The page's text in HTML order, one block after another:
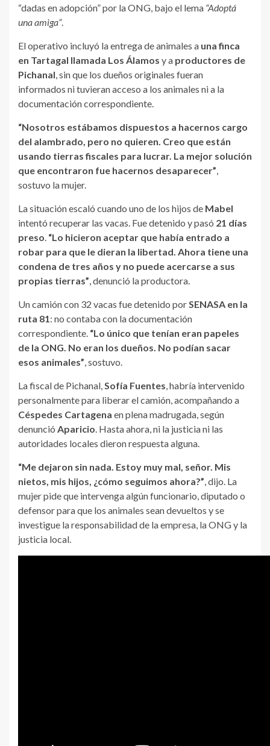
“dadas en adopción” por la ONG, bajo el lema “Adoptá
una amiga”.
El operativo incluyó la entrega de animales a una finca
en Tartagal llamada Los Álamos y a productores de
Pichanal, sin que los dueños originales fueran
informados ni tuvieran acceso a los animales ni a la
documentación correspondiente.
“Nosotros estábamos dispuestos a hacernos cargo
del alambrado, pero no quieren. Creo que están
usando tierras fiscales para lucrar. La mejor solución
que encontraron fue hacernos desaparecer”,
sostuvo la mujer.
La situación escaló cuando uno de los hijos de Mabel
intentó recuperar las vacas. Fue detenido y pasó 21 días
preso. “Lo hicieron aceptar que había entrado a
robar para que le dieran la libertad. Ahora tiene una
condena de tres años y no puede acercarse a sus
propias tierras”, denunció la productora.
Un camión con 32 vacas fue detenido porSENASA en la
ruta 81: no contaba con la documentación
correspondiente. “Lo único que tenían eran papeles
de la ONG. No eran los dueños. No podían sacar
esos animales”, sostuvo.
La fiscal de Pichanal,Sofía Fuentes, habría intervenido
personalmente para liberar el camión, acompañando a
Céspedes Cartagena en plena madrugada, según
denunció Aparicio. Hasta ahora, ni la justicia ni las
autoridades locales dieron respuesta alguna.
“Me dejaron sin nada. Estoy muy mal, señor. Mis
nietos, mis hijos, ¿cómo seguimos ahora?”, dijo. La
mujer pide que intervenga algún funcionario, diputado o
defensor para que los animales sean devueltos y se
investigue la responsabilidad de la empresa, la ONG y la
justicia local.